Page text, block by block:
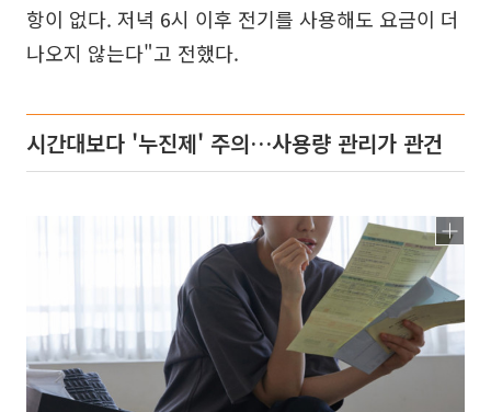
항이 없다. 저녁 6시 이후 전기를 사용해도 요금이 더
나오지 않는다"고 전했다.
시간대보다 '누진제' 주의…사용량 관리가 관건